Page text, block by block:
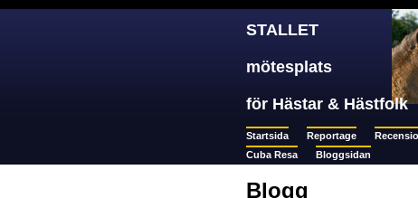
STALLET
mötesplats
för Hästar & Hästfolk
Startsida Reportage
Cuba Resa
Bloggsidan
Blogg